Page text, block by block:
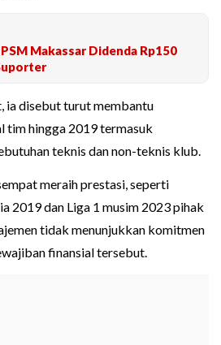
Makassar Didenda Rp150
ia disebut turut membantu
tim hingga 2019 termasuk
teknis dan non-teknis klub.
meraih prestasi, seperti
2019 dan Liga 1 musim 2023 pihak
tidak menunjukkan komitmen
finansial tersebut.